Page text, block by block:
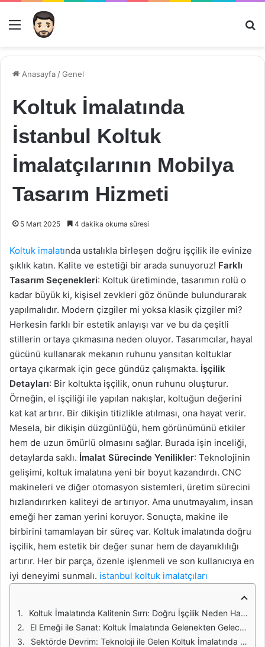
Menü
Anasayfa /Genel
Koltuk İmalatında
İstanbul Koltuk
İmalatçılarının Mobilya
Tasarım Hizmeti
5 Mart 2025 4 dakika okuma süresi
Koltuk imalatında ustalıkla birleşen doğru işçilik ile evinize
şıklık katın. Kalite ve estetiği bir arada sunuyoruz! Farklı
Tasarım Seçenekleri: Koltuk üretiminde, tasarımın rolü o
kadar büyük ki, kişisel zevkleri göz önünde bulundurarak
yapılmalıdır. Modern çizgiler mi yoksa klasik çizgiler mi?
Herkesin farklı bir estetik anlayışı var ve bu da çeşitli
stillerin ortaya çıkmasına neden oluyor. Tasarımcılar, hayal
gücünü kullanarak mekanın ruhunu yansıtan koltuklar
ortaya çıkarmak için gece gündüz çalışmakta. İşçilik
Detayları: Bir koltukta işçilik, onun ruhunu oluşturur.
Örneğin, el işçiliği ile yapılan nakışlar, koltuğun değerini
kat kat artırır. Bir dikişin titizlikle atılması, ona hayat verir.
Mesela, bir dikişin düzgünlüğü, hem görünümünü etkiler
hem de uzun ömürlü olmasını sağlar. Burada işin inceliği,
detaylarda saklı. İmalat Sürecinde Yenilikler: Teknolojinin
gelişimi, koltuk imalatına yeni bir boyut kazandırdı. CNC
makineleri ve diğer otomasyon sistemleri, üretim sürecini
hızlandırırken kaliteyi de artırıyor. Ama unutmayalım, insan
emeği her zaman yerini koruyor. Sonuçta, makine ile
birbirini tamamlayan bir süreç var. Koltuk imalatında doğru
işçilik, hem estetik bir değer sunar hem de dayanıklılığı
artırır. Her bir parça, özenle işlenmeli ve son kullanıcıya en
iyi deneyimi sunmalı. istanbul koltuk imalatçıları
Koltuk İmalatında Kalitenin Sırrı: Doğru İşçilik Neden Hayati Önem Taşıyor?
El Emeği ile Sanat: Koltuk İmalatında Gelenekten Geleceğe Doğru İşçilik
Sektörde Devrim: Teknoloji ile Gelen Koltuk İmalatında Yeni İşçilik Anlayışları